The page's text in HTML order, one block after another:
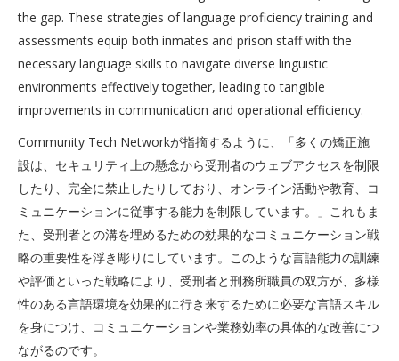
the gap. These strategies of language proficiency training and
assessments equip both inmates and prison staff with the
necessary language skills to navigate diverse linguistic
environments effectively together, leading to tangible
improvements in communication and operational efficiency.
Community Tech Networkが指摘するように、「多くの矯正施
設は、セキュリティ上の懸念から受刑者のウェブアクセスを制限
したり、完全に禁止したりしており、オンライン活動や教育、コ
ミュニケーションに従事する能力を制限しています。」これもま
た、受刑者との溝を埋めるための効果的なコミュニケーション戦
略の重要性を浮き彫りにしています。このような言語能力の訓練
や評価といった戦略により、受刑者と刑務所職員の双方が、多様
性のある言語環境を効果的に行き来するために必要な言語スキル
を身につけ、コミュニケーションや業務効率の具体的な改善につ
ながるのです。